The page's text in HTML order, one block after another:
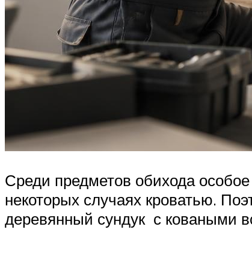
Среди предметов обихода
некоторых случаях кроватью.
деревянный сундук с коваными